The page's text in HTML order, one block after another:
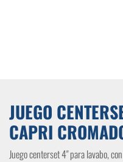
JUEGO
CAPRI
Juego centerset 4" para lavabo,